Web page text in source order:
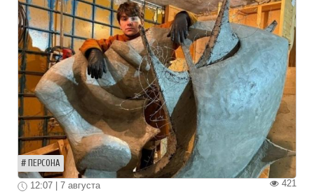
ПЕРСОНА
421
12:07 | 7 августа